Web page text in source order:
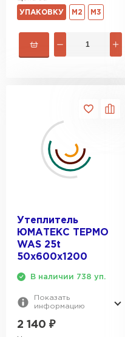
УПАКОВКУ М2 М3
Утеплитель
ЮМАТЕКС ТЕРМО
WAS 25t
50х600х1200
В наличии 738 уп.
Показать
информацию
2 140 ₽